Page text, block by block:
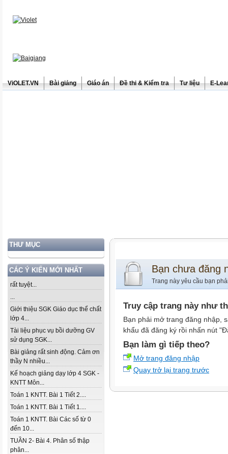
ViOLET.VN Bài giảng Giáo án Đề thi & Kiểm tra Tư liệu E-
THƯ MỤC
CÁC Ý KIẾN MỚI NHẤT
rất tuyệt...
...
Giới thiệu SGK Giáo dục thể chất
lớp 4...
Tài liệu phục vụ bồi dưỡng GV
sử dụng SGK...
Bài giảng rất sinh động. Cảm ơn
thầy N nhiều...
Kế hoạch giảng dạy lớp 4 SGK -
KNTT Môn...
Toán 1 KNTT. Bài 1 Tiết 2....
Toán 1 KNTT. Bài 1 Tiết 1....
Toán 1 KNTT. Bài Các số từ 0
đến 10...
TUẦN 2- Bài 4. Phân số thập
phân...
Bạn chưa đăng
Trang này yêu cầu bạn
Truy cập trang này như
Bạn phải mở trang đăng nhập,
khẩu đã đăng ký rồi nhấn nút
Bạn làm gì tiếp theo?
Mở trang đăng nhập
Quay trở lại trang trước